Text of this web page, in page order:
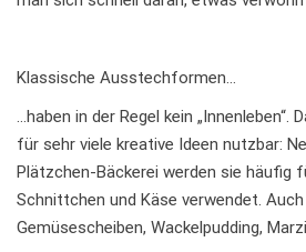
Klassische Ausstechformen…
…haben in der Regel kein „Innenleben“.
für sehr viele kreative Ideen nutzbar:
Plätzchen-Bäckerei werden sie häufig
Schnittchen und Käse verwendet.
Gemüsescheiben, Wackelpudding,